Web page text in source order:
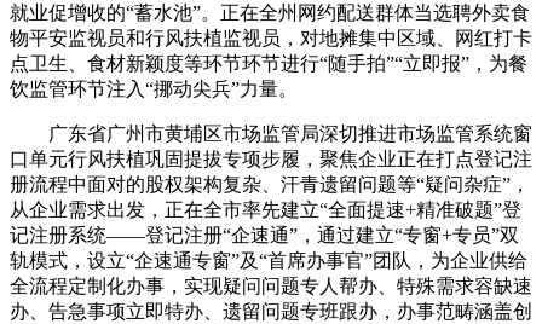
就业促增收的“蓄水池”。正在全州网约配送群体当选聘外卖食
物平安监视员和行风扶植监视员，对地摊集中区域、网红打卡
点卫生、食材新颖度等环节环节进行“随手拍”“立即报”，为餐
饮监管环节注入“挪动尖兵”力量。
广东省广州市黄埔区市场监管局深切推进市场监管系统窗
口单元行风扶植巩固提拔专项步履，聚焦企业正在打点登记注
册流程中面对的股权架构复杂、汗青遗留问题等“疑问杂症”，
从企业需求出发，正在全市率先建立“全面提速+精准破题”登
记注册系统——登记注册“企速通”，通过建立“专窗+专员”双
轨模式，设立“企速通专窗”及“首席办事官”团队，为企业供给
全流程定制化办事，实现疑问问题专人帮办、特殊需求容缺速
办、告急事项立即特办、遗留问题专班跟办，办事范畴涵盖创